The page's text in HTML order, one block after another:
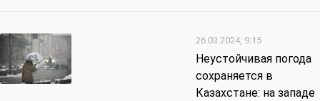
26.03.2024, 9:15
Неустойчивая погода
сохраняется в
Казахстане: на западе